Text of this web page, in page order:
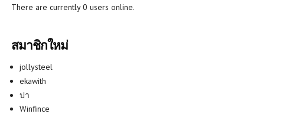
There are currently 0 users online.
สมาชิกใหม่
jollysteel
ekawith
ปา
Winfince